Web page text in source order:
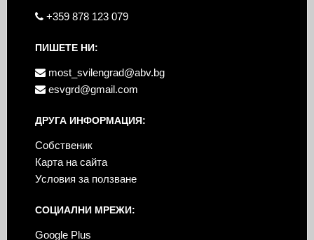
+359 878 123 079
ПИШЕТЕ НИ:
most_svilengrad@abv.bg
esvgrd@gmail.com
ДРУГА ИНФОРМАЦИЯ:
Собственик
Карта на сайта
Условия за ползване
СОЦИАЛНИ МРЕЖИ:
Google Plus